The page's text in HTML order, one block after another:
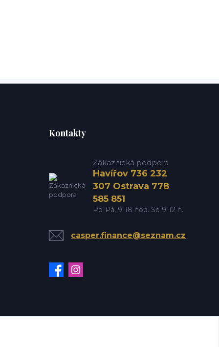
Kontakty
Zákaznická podpora
Havířov 736 232
307 Ostrava 778
585 851
Po-Pá, 9-18 hod. So 9-12 h.
casper.finance@seznam.cz